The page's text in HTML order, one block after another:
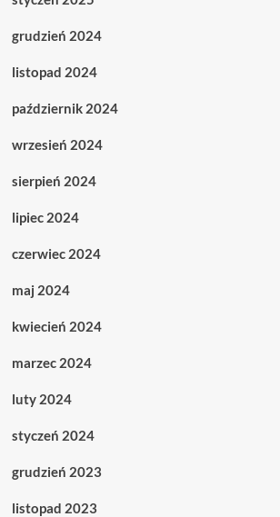
grudzień 2024
listopad 2024
październik 2024
wrzesień 2024
sierpień 2024
lipiec 2024
czerwiec 2024
maj 2024
kwiecień 2024
marzec 2024
luty 2024
styczeń 2024
grudzień 2023
listopad 2023